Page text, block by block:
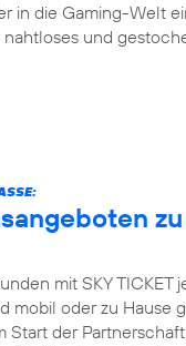
in die Gaming-Welt
und
zu
mit SKY
mobil oder zu Hause
Start der